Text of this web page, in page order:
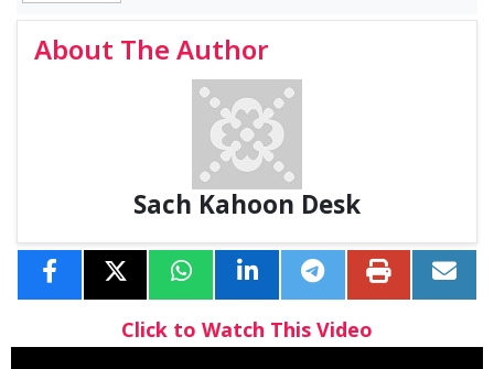
About The Author
Sach Kahoon Desk
Click to Watch This Video